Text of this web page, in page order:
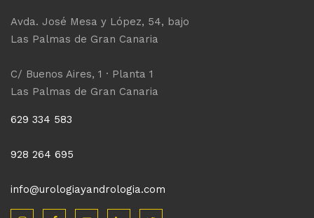
Avda. José Mesa y López, 54, bajo
Las Palmas de Gran Canaria
C/ Buenos Aires, 1 · Planta 1
Las Palmas de Gran Canaria
629 334 583
928 264 695
info@urologiayandrologia.com